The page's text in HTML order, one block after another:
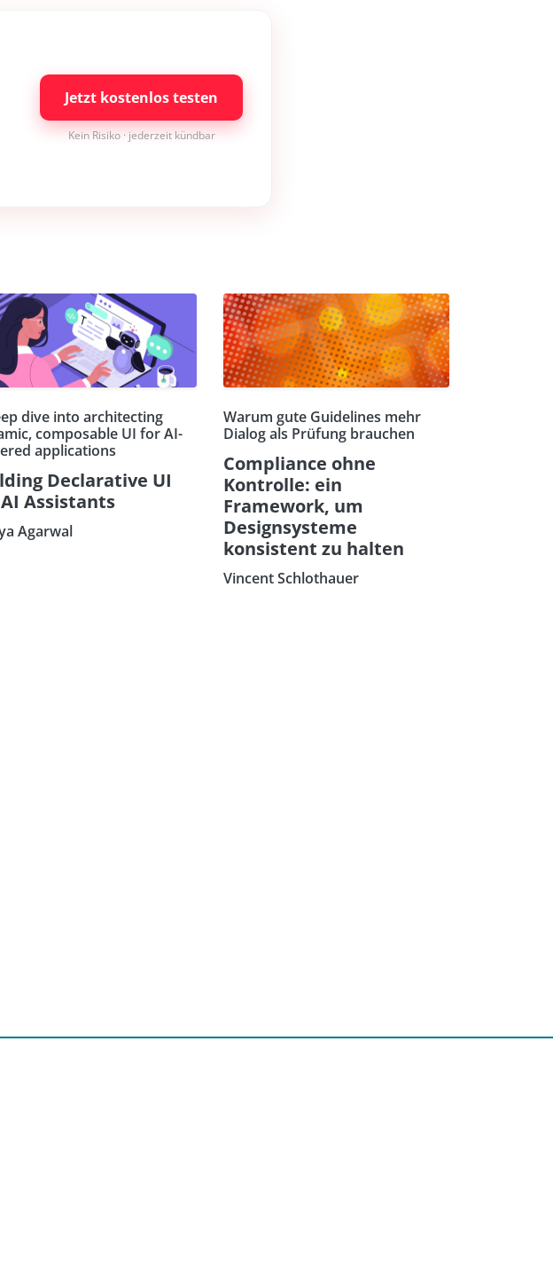
Jetzt kostenlos testen
Kein Risiko · jederzeit kündbar
dive into architecting
composable UI for AI-
applications
Declarative UI
Assistants
Agarwal
Warum gute Guidelines mehr
Dialog als Prüfung brauchen
Compliance ohne
Kontrolle: ein
Framework, um
Designsysteme
konsistent zu halten
Vincent Schlothauer